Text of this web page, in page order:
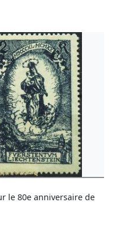
le 80e anniversaire de